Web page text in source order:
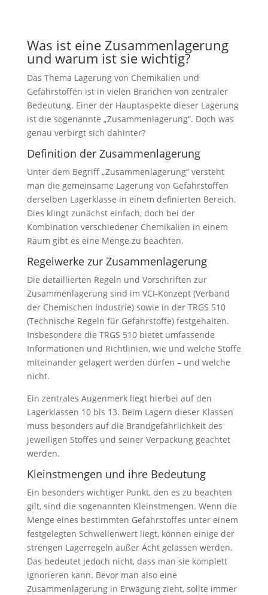
Was ist eine Zusammenlagerung
und warum ist sie wichtig?
Das Thema Lagerung von Chemikalien und
Gefahrstoffen ist in vielen Branchen von zentraler
Bedeutung. Einer der Hauptaspekte dieser Lagerung
ist die sogenannte „Zusammenlagerung“. Doch was
genau verbirgt sich dahinter?
Definition der Zusammenlagerung
Unter dem Begriff „Zusammenlagerung“ versteht
man die gemeinsame Lagerung von Gefahrstoffen
derselben Lagerklasse in einem definierten Bereich.
Dies klingt zunächst einfach, doch bei der
Kombination verschiedener Chemikalien in einem
Raum gibt es eine Menge zu beachten.
Regelwerke zur Zusammenlagerung
Die detaillierten Regeln und Vorschriften zur
Zusammenlagerung sind im VCI-Konzept (Verband
der Chemischen Industrie) sowie in der TRGS 510
(Technische Regeln für Gefahrstoffe) festgehalten.
Insbesondere die TRGS 510 bietet umfassende
Informationen und Richtlinien, wie und welche Stoffe
miteinander gelagert werden dürfen – und welche
nicht.
Ein zentrales Augenmerk liegt hierbei auf den
Lagerklassen 10 bis 13. Beim Lagern dieser Klassen
muss besonders auf die Brandgefährlichkeit des
jeweiligen Stoffes und seiner Verpackung geachtet
werden.
Kleinstmengen und ihre Bedeutung
Ein besonders wichtiger Punkt, den es zu beachten
gilt, sind die sogenannten Kleinstmengen. Wenn die
Menge eines bestimmten Gefahrstoffes unter einem
festgelegten Schwellenwert liegt, können einige der
strengen Lagerregeln außer Acht gelassen werden.
Das bedeutet jedoch nicht, dass man sie komplett
ignorieren kann. Bevor man also eine
Zusammenlagerung in Erwägung zieht, sollte immer